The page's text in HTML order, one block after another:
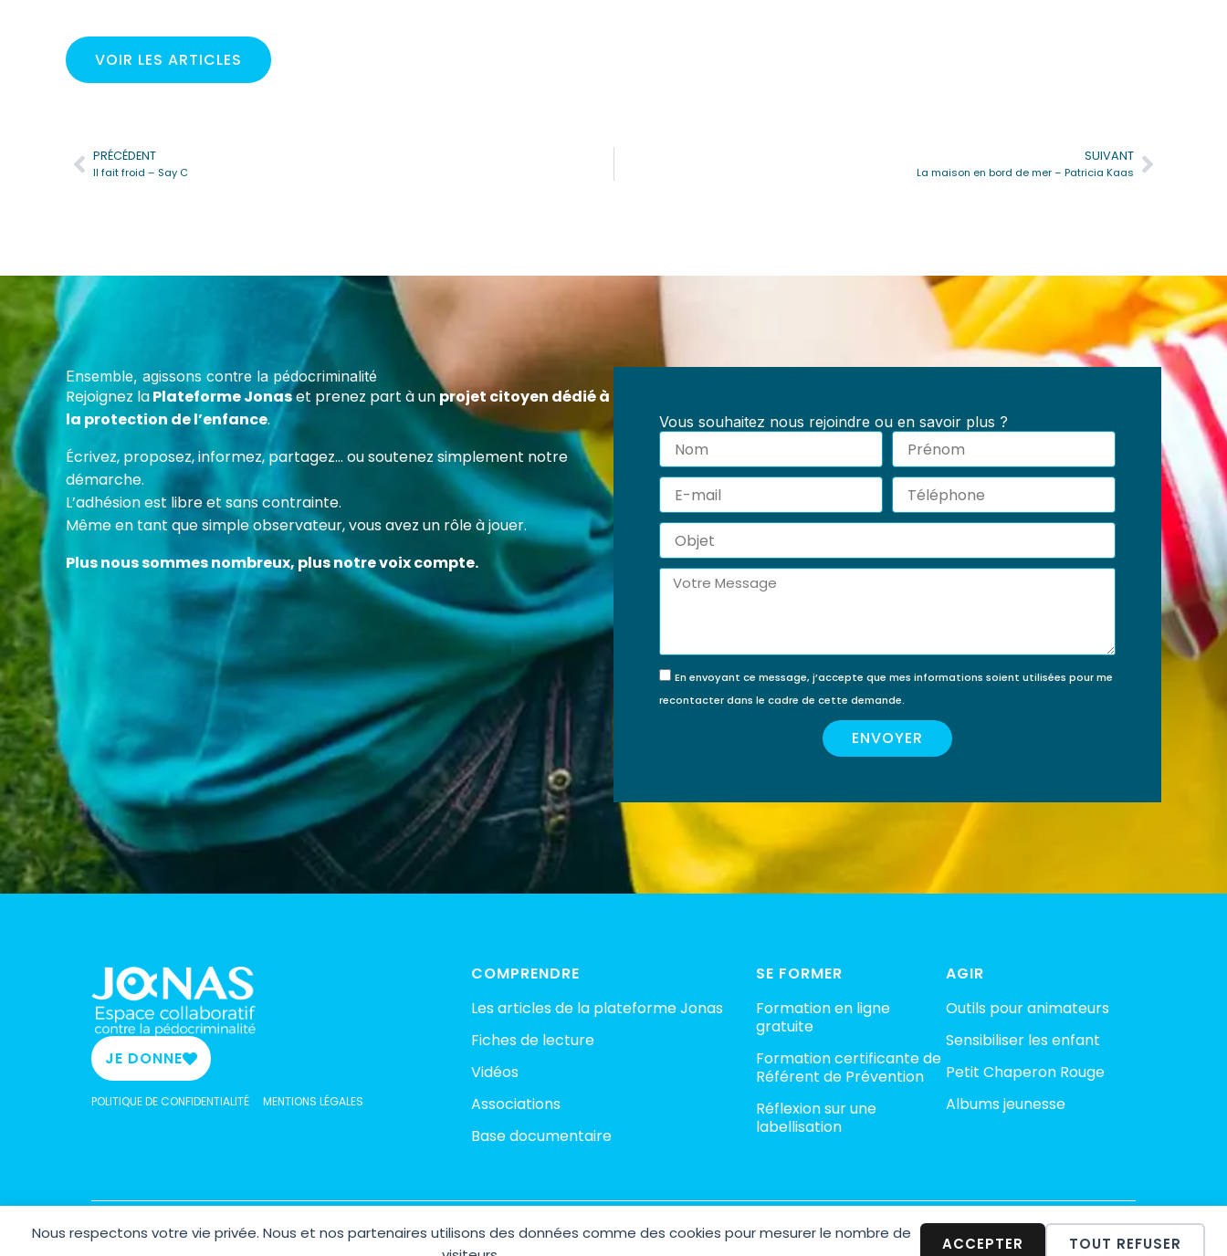
Nous respectons votre vie privée. Nous et nos partenaires utilisons des données comme des cookies pour mesurer le nombre de
ACCEPTER TOUT REFUSER
VOIR LES ARTICLES
Précédent
PRÉCÉDENT
Il fait froid – Say C
SUIVANT
La maison en bord de mer – Patricia Kaas
Ensemble, agissons contre la pédocriminalité
Rejoignez laPlateforme Jonaset prenez part à unprojet citoyen dédié à
la protection de l’enfance.
Écrivez, proposez, informez, partagez… ou soutenez simplement notre
démarche.
L’adhésion est libre et sans contrainte.
Même en tant que simple observateur, vous avez un rôle à jouer.
Plus nous sommes nombreux, plus notre voix compte.
Vous souhaitez nous rejoindre ou en savoir plus ?
Nom
Prénom
E-
mail
Téléphone
Objet
Message
En envoyant ce message, j’accepte que mes informations soient utilisées pour me
recontacter dans le cadre de cette demande.
ENVOYER
JE DONNE
POLITIQUE DE CONFIDENTIALITÉ MENTIONS LÉGALES
COMPRENDRE
Les articles de la plateforme Jonas
Fiches de lecture
Vidéos
Associations
Base documentaire
SE FORMER
Formation en ligne
gratuite
Formation certificante de
Référent de Prévention
Réflexion sur une
labellisation
AGIR
Outils pour animateurs
Sensibiliser les enfant
Petit Chaperon Rouge
Albums jeunesse
Copyright © 2026 Plateforme Jonas – Espace Collaboratif contre la pédocriminalité
Devenez Référent en Prévention des Maltraitances
Certification officielle RS7202 – 100 % à distance
Formez-vous pour exercer un rôle clé dans la prévention des
maltraitances au sein de toute structure accueillant des mineurs :
écoles, centres de loisirs, collectivités, structures médico-sociales,
associations.
Cette certification professionnelle RS7202 vous permet d’acquérir
des compétences concrètes et reconnues pour agir efficacement
en faveur de la protection de l’enfance.
FINANCÉE PAR MON
COMPTE FORMATION ?
JE FINANCE MA
FORMATION MOI-
MÊME